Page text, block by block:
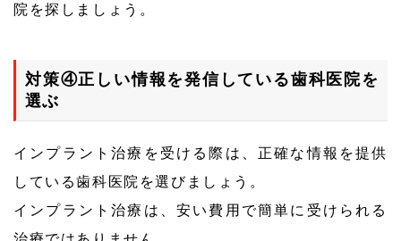
院を探しましょう。
対策④正しい情報を発信している歯科医院を
選ぶ
インプラント治療を受ける際は、正確な情報を提供
している歯科医院を選びましょう。
インプラント治療は、安い費用で簡単に受けられる